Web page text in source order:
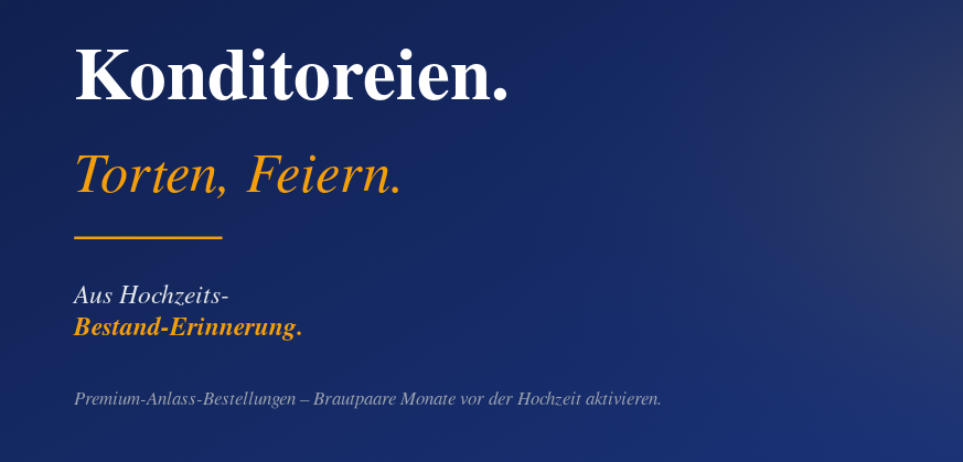
Wie newsflow24 die Pressearbeit konkret umsetzt
Schritt 1:Passendes Paket im Online-Shop kaufen — Pakete starten bei 2 EUR pro Pressemitteilung.
Schritt 4: Veröffentlichung mit eigener Live-URL, dofollow-Backlink und Listing in der Tenant-Übersicht.
etwa für eine neue Spezialisierung oder ein abgeschlossenes Referenz-Projekt.